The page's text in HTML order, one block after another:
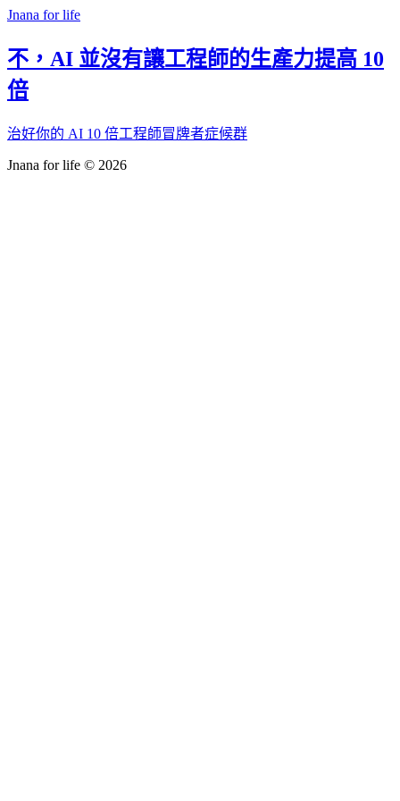
Jnana for life
不，AI 並沒有讓工程師的生產力提高 10
倍
治好你的 AI 10 倍工程師冒牌者症候群
Jnana for life © 2026